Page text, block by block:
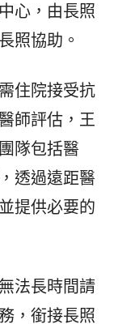
心，由長照
照協助。
住院接受抗
師評估，王
隊包括醫
透過遠距醫
提供必要的
法長時間請
，銜接長照